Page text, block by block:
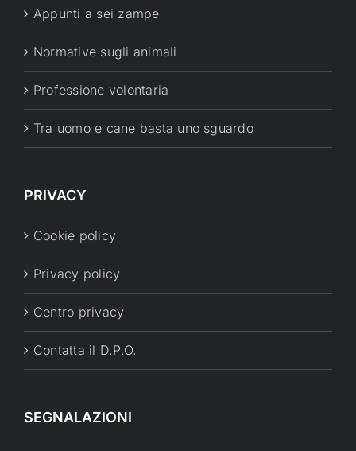
Appunti a sei zampe
Normative sugli animali
Professione volontaria
Tra uomo e cane basta uno sguardo
PRIVACY
Cookie policy
Privacy policy
Centro privacy
Contatta il D.P.O.
SEGNALAZIONI